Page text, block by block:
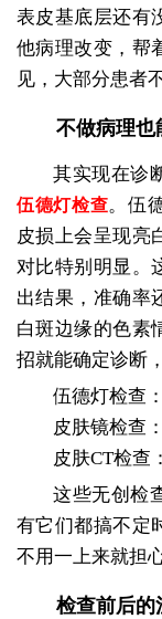
表皮基底层还有
他病理改变，帮
见，大部分患者
不做病理也
其实现在诊
伍德灯检查。伍
皮损上会呈现亮
对比特别明显。
出结果，准确率
白斑边缘的色素
招就能确定诊断
伍德灯检查
皮肤镜检查
皮肤CT检查
这些无创检
有它们都搞不定
不用一上来就担
检查前后的